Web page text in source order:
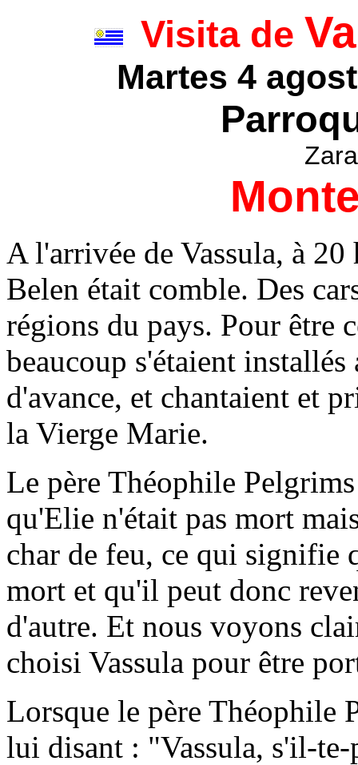
Visita de
Martes 4
A l'arrivée de Vassula, à
Belen était comble. Des
régions du pays. Pour être
beaucoup s'étaient
d'avance, et chantaient et
la Vierge Marie.
Le père Théophile
qu'Elie n'était pas mort
char de feu, ce qui signifie
mort et qu'il peut donc
d'autre. Et nous voyons
choisi Vassula pour être
Lorsque le père Théophile
lui disant : "Vassula, s'il-